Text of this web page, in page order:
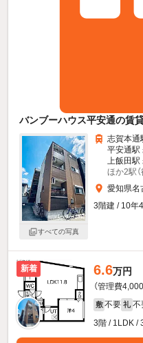
バンブーハウス平安通の賃
すべての写真
志賀本通
平安通駅
上飯田駅
ほか2駅
愛知県名
3階建 / 10年
新着 6.6万円
（管理費4,000
敷 不要 礼 不
3階 / 1LDK /